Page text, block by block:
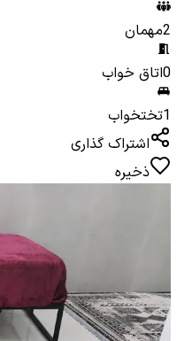
2مهمان
0اتاق خواب
1تختخواب
اشتراک گذاری
ذخیره